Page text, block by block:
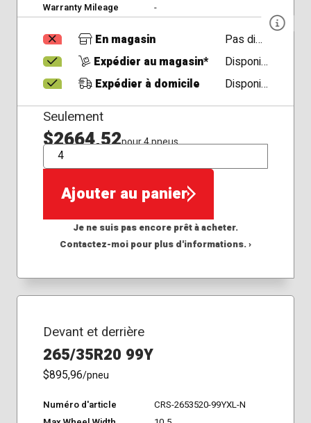
Warranty Mileage
-
En magasin
Pas disponible
Expédier au magasin*
Disponible
Expédier à domicile
Disponible
Seulement
$2664,52pour 4 pneus
QTÉ
Ajouter au panier
Je ne suis pas encore prêt à acheter.
Contactez-moi pour plus d'informations. ›
Devant et derrière
265/35R20 99Y
$895,96/pneu
Numéro d'article
CRS-2653520-99YXL-N